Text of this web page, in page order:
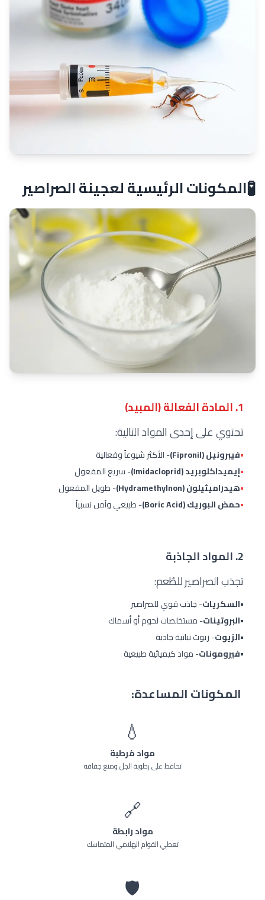
🧪المكونات الرئيسية لعجينة الصراصير
1. المادة الفعالة (المبيد)
تحتوي على إحدى المواد التالية:
•فيبرونيل (Fipronil)
- الأكثر شيوعاً وفعالية
•إيميداكلوبريد (Imidacloprid)
- سريع المفعول
•هيدراميثيلون (Hydramethylnon)
- طويل المفعول
•حمض البوريك (Boric Acid) - طبيعي وآمن نسبياً
2. المواد الجاذبة
تجذب الصراصير للطُعم:
•السكريات- جاذب قوي للصراصير
•البروتينات- مستخلصات لحوم أو أسماك
•الزيوت- زيوت نباتية جاذبة
•فيرومونات- مواد كيميائية طبيعية
المكونات المساعدة:
💧
مواد مُرطبة
تحافظ على رطوبة الجل ومنع جفافه
🔗
مواد رابطة
تعطي القوام الهلامي المتماسك
🛡️